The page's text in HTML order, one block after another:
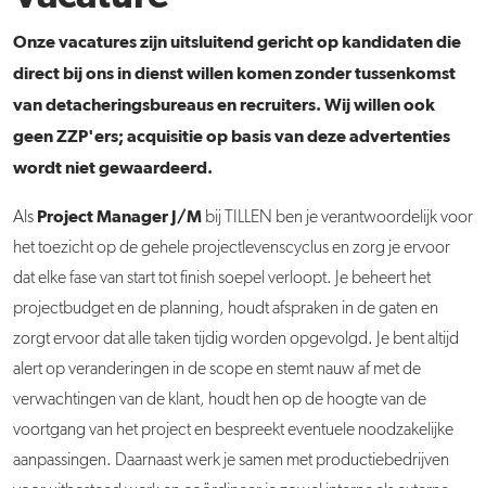
Onze vacatures zijn uitsluitend gericht op kandidaten die
direct bij ons in dienst willen komen zonder tussenkomst
van detacheringsbureaus en recruiters. Wij willen ook
geen ZZP'ers; acquisitie op basis van deze advertenties
wordt niet gewaardeerd.
Als Project Manager J/M bij TILLEN ben je verantwoordelijk voor
het toezicht op de gehele projectlevenscyclus en zorg je ervoor
dat elke fase van start tot finish soepel verloopt. Je beheert het
projectbudget en de planning, houdt afspraken in de gaten en
zorgt ervoor dat alle taken tijdig worden opgevolgd. Je bent altijd
alert op veranderingen in de scope en stemt nauw af met de
verwachtingen van de klant, houdt hen op de hoogte van de
voortgang van het project en bespreekt eventuele noodzakelijke
aanpassingen. Daarnaast werk je samen met productiebedrijven